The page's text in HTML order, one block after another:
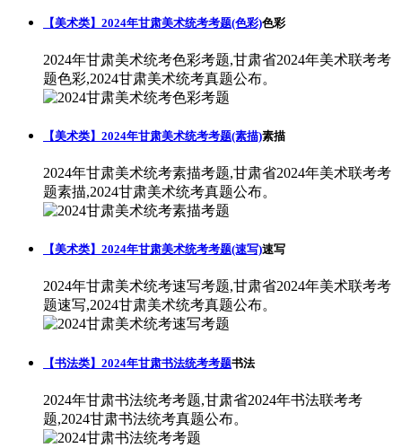
【美术类】2024年甘肃美术统考考题(色彩)色彩
2024年甘肃美术统考色彩考题,甘肃省2024年美术联考考
题色彩,2024甘肃美术统考真题公布。
【美术类】2024年甘肃美术统考考题(素描)素描
2024年甘肃美术统考素描考题,甘肃省2024年美术联考考
题素描,2024甘肃美术统考真题公布。
【美术类】2024年甘肃美术统考考题(速写)速写
2024年甘肃美术统考速写考题,甘肃省2024年美术联考考
题速写,2024甘肃美术统考真题公布。
【书法类】2024年甘肃书法统考考题书法
2024年甘肃书法统考考题,甘肃省2024年书法联考考
题,2024甘肃书法统考真题公布。